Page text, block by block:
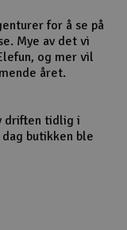
for å se på
Mye av det vi
og mer vil
året.
driften tidlig i
butikken ble